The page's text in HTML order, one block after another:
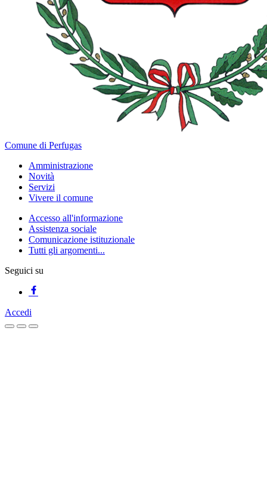
Comune di Perfugas
Amministrazione
Novità
Servizi
Vivere il comune
Accesso all'informazione
Assistenza sociale
Comunicazione istituzionale
Tutti gli argomenti...
Seguici su
Accedi
Homepage